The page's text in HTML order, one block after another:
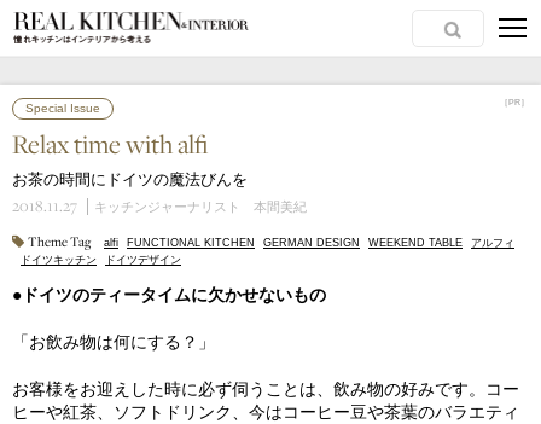
［PR］
［PR］
Special Issue
Relax time with alfi
お茶の時間にドイツの魔法びんを
2018.11.27 キッチンジャーナリスト 本間美紀
Theme Tag alfi FUNCTIONAL KITCHEN GERMAN DESIGN WEEKEND TABLE
アルフィ
ドイツキッチン
ドイツデザイン
●ドイツのティータイムに欠かせないもの
「お飲み物は何にする？」
お客様をお迎えした時に必ず伺うことは、飲み物の好みです。コー
ヒーや紅茶、ソフトドリンク、今はコーヒー豆や茶葉のバラエティ